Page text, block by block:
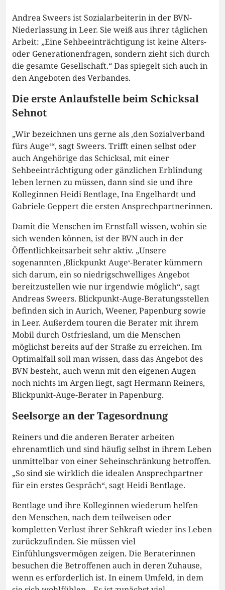
Andrea Sweers ist Sozialarbeiterin in der BVN-
Niederlassung in Leer. Sie weiß aus ihrer täglichen
Arbeit: „Eine Sehbeeinträchtigung ist keine Alters-
oder Generationenfragen, sondern zieht sich durch
die gesamte Gesellschaft.“ Das spiegelt sich auch in
den Angeboten des Verbandes.
Die erste Anlaufstelle beim Schicksal
Sehnot
„Wir bezeichnen uns gerne als ‚den Sozialverband
fürs Auge‘“, sagt Sweers. Trifft einen selbst oder
auch Angehörige das Schicksal, mit einer
Sehbeeinträchtigung oder gänzlichen Erblindung
leben lernen zu müssen, dann sind sie und ihre
Kolleginnen Heidi Bentlage, Ina Engelhardt und
Gabriele Geppert die ersten Ansprechpartnerinnen.
Damit die Menschen im Ernstfall wissen, wohin sie
sich wenden können, ist der BVN auch in der
Öffentlichkeitsarbeit sehr aktiv. „Unsere
sogenannten ‚Blickpunkt Auge‘-Berater kümmern
sich darum, ein so niedrigschwelliges Angebot
bereitzustellen wie nur irgendwie möglich“, sagt
Andreas Sweers. Blickpunkt-Auge-Beratungsstellen
befinden sich in Aurich, Weener, Papenburg sowie
in Leer. Außerdem touren die Berater mit ihrem
Mobil durch Ostfriesland, um die Menschen
möglichst bereits auf der Straße zu erreichen. Im
Optimalfall soll man wissen, dass das Angebot des
BVN besteht, auch wenn mit den eigenen Augen
noch nichts im Argen liegt, sagt Hermann Reiners,
Blickpunkt-Auge-Berater in Papenburg.
Seelsorge an der Tagesordnung
Reiners und die anderen Berater arbeiten
ehrenamtlich und sind häufig selbst in ihrem Leben
unmittelbar von einer Seheinschränkung betroffen.
„So sind sie wirklich die idealen Ansprechpartner
für ein erstes Gespräch“, sagt Heidi Bentlage.
Bentlage und ihre Kolleginnen wiederum helfen
den Menschen, nach dem teilweisen oder
kompletten Verlust ihrer Sehkraft wieder ins Leben
zurückzufinden. Sie müssen viel
Einfühlungsvermögen zeigen. Die Beraterinnen
besuchen die Betroffenen auch in deren Zuhause,
wenn es erforderlich ist. In einem Umfeld, in dem